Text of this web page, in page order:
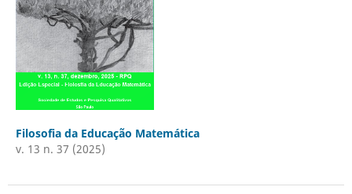
Filosofia da Educação Matemática
v. 13 n. 37 (2025)